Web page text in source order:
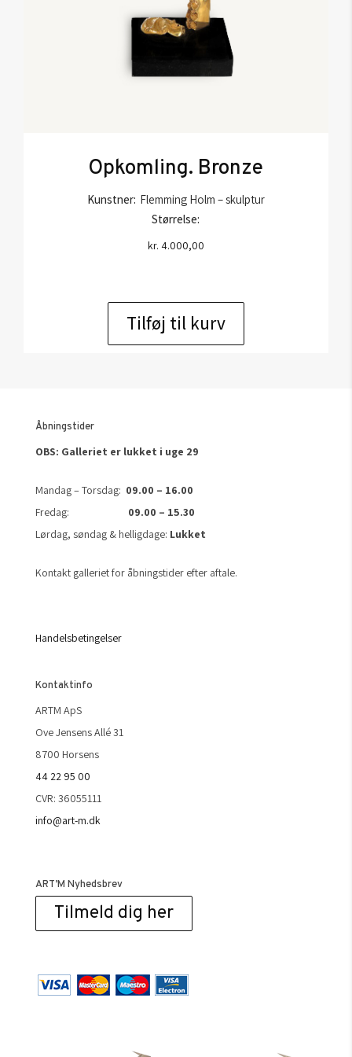
Opkomling. Bronze
Kunstner: Flemming Holm – skulptur
Størrelse:
kr. 4.000,00
Tilføj til kurv
Åbningstider
OBS: Galleriet er lukket i uge 29
Mandag – Torsdag: 09.00 – 16.00
Fredag: 09.00 – 15.30
Lørdag, søndag & helligdage: Lukket
Kontakt galleriet for åbningstider efter aftale.
Handelsbetingelser
Kontaktinfo
ARTM ApS
Ove Jensens Allé 31
8700 Horsens
44 22 95 00
CVR: 36055111
info@art-m.dk
ART’M Nyhedsbrev
Tilmeld dig her